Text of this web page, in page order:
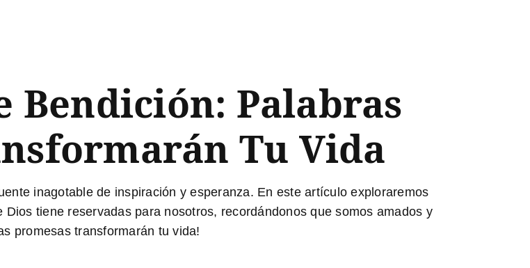
Bendición: Palabras
Tu Vida
inagotable de inspiración y esperanza. En este artículo exploraremos
tiene reservadas para nosotros, recordándonos que somos amados y
promesas transformarán tu vida!